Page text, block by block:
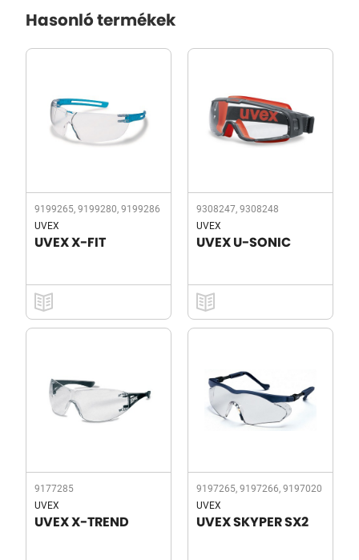
Hasonló termékek
9199265, 9199280, 9199286
UVEX
UVEX X-FIT
9308247, 9308248
UVEX
UVEX U-SONIC
9177285
UVEX
UVEX X-TREND
9197265, 9197266, 9197020
UVEX
UVEX SKYPER SX2